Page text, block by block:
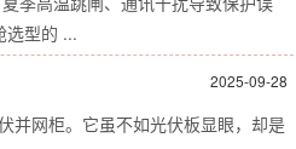
选型的 ...
2025-09-28
并网柜。它虽不如光伏板显眼，却是